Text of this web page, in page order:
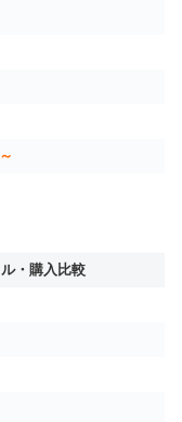
・購入比較